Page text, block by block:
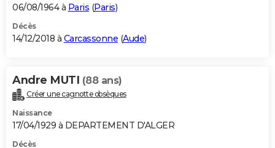
06/08/1964 à Paris (Paris)
Décès
14/12/2018 à Carcassonne (Aude)
Andre MUTI (88 ans)
Créer une cagnotte obsèques
Naissance
17/04/1929 à DEPARTEMENT D'ALGER
Décès